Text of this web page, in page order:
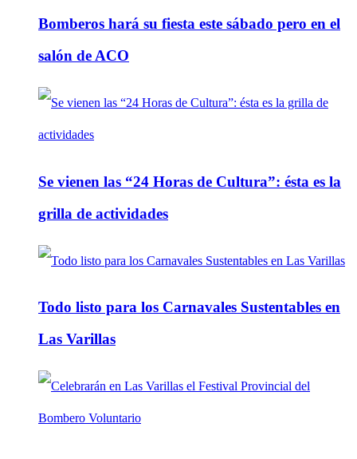
Bomberos hará su fiesta este sábado pero en el
salón de ACO
Se vienen las “24 Horas de Cultura”: ésta es la
grilla de actividades
Todo listo para los Carnavales Sustentables en
Las Varillas